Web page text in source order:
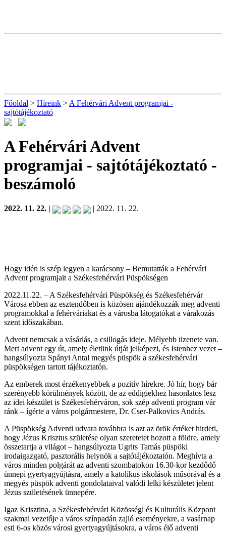
Főoldal > Híreink > A Fehérvári Advent programjai -
sajtótájékoztató
A Fehérvári Advent
programjai - sajtótájékoztató -
beszámoló
2022. 11. 22. | | 2022. 11. 22.
Hogy idén is szép legyen a karácsony – Bemutatták a Fehérvári
Advent programjait a Székesfehérvári Püspökségen
2022.11.22. – A Székesfehérvári Püspökség és Székesfehérvár
Városa ebben az esztendőben is közösen ajándékozzák meg adventi
programokkal a fehérváriakat és a városba látogatókat a várakozás
szent időszakában.
Advent nemcsak a vásárlás, a csillogás ideje. Mélyebb üzenete van.
Mert advent egy út, amely életünk útját jelképezi, és Istenhez vezet –
hangsúlyozta Spányi Antal megyés püspök a székesfehérvári
püspökségen tartott tájékoztatón.
Az emberek most érzékenyebbek a pozitív hírekre. Jó hír, hogy bár
szerényebb körülmények között, de az eddigiekhez hasonlatos lesz
az idei készület is Székesfehérváron, sok szép adventi program vár
ránk – ígérte a város polgármestere, Dr. Cser-Palkovics András.
A Püspökség Adventi udvara továbbra is azt az örök értéket hirdeti,
hogy Jézus Krisztus születése olyan szeretetet hozott a földre, amely
összetartja a világot – hangsúlyozta Ugrits Tamás püspöki
irodaigazgató, pasztorális helynök a sajtótájékoztatón. Meghívta a
város minden polgárát az adventi szombatokon 16.30-kor kezdődő
ünnepi gyertyagyújtásra, amely a katolikus iskolások műsorával és a
megyés püspök adventi gondolataival valódi lelki készületet jelent
Jézus születésének ünnepére.
Igaz Krisztina, a Székesfehérvári Közösségi és Kulturális Központ
szakmai vezetője a város színpadán zajló eseményekre, a vasárnap
esti 6-os közös városi gyertyagyújtásokra, a város élő adventi